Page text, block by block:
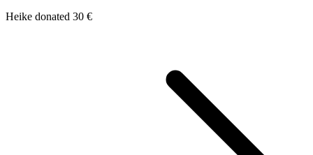
Heike donated 30 €